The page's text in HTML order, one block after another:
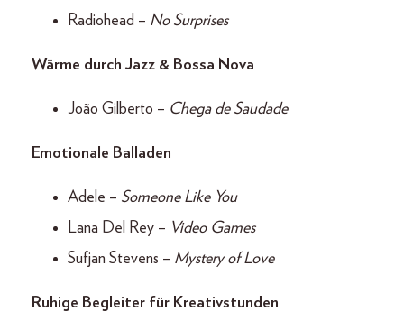
Radiohead – No Surprises
Wärme durch Jazz & Bossa Nova
João Gilberto – Chega de Saudade
Emotionale Balladen
Adele – Someone Like You
Lana Del Rey – Video Games
Sufjan Stevens – Mystery of Love
Ruhige Begleiter für Kreativstunden